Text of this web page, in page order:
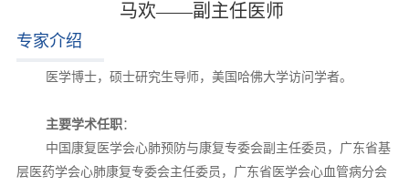
马欢——副主任医师
专家介绍
医学博士，硕士研究生导师，美国哈佛大学访问学者。
主要学术任职：
中国康复医学会心肺预防与康复专委会副主任委员，广东省基
层医药学会心肺康复专委会主任委员，广东省医学会心血管病分会